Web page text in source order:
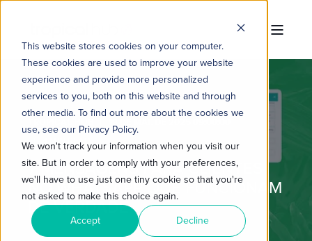
This website stores cookies on your computer.
These cookies are used to improve your website
experience and provide more personalized
services to you, both on this website and through
other media. To find out more about the cookies we
use, see our Privacy Policy.
We won't track your information when you visit our
site. But in order to comply with your preferences,
we'll have to use just one tiny cookie so that you're
not asked to make this choice again.
Accept Decline
4 MIN READ
7 MENSAGENS PARA CLIENTES
NO WHATSAPP QUE FUNCIONAM
DE VERDADE